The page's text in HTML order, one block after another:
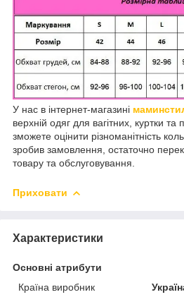
У нас в інтернет-магазині
верхній одяг для вагітних, куртки
зможете оцінити різноманітність
зробив замовлення, остаточно
товару та обслуговування.
Приховати
Характеристики
Основні атрибути
Країна виробник